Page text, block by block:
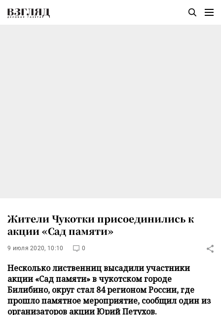
Жители Чукотки присоединились к
акции «Сад памяти»
9 июля 2020, 10:10 0
Несколько лиственниц высадили участники
акции «Сад памяти» в чукотском городе
Билибино, округ стал 84 регионом России, где
прошло памятное мероприятие, сообщил один из
организаторов акции Юрий Петухов.